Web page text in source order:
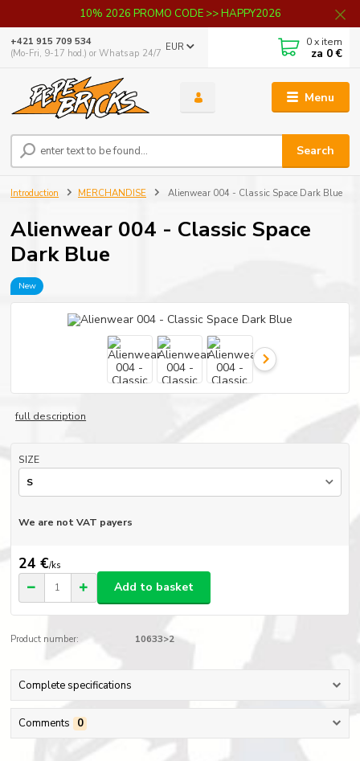
10% 2026 PROMO CODE >> HAPPY2026
Menu
EUR
Search
+421 915 709 534
(Mo-Fri, 9-17 hod.) or Whatsap 24/7
0x item
za 0 €
Introduction MERCHANDISE Alienwear 004 - Classic Space Dark Blue
Alienwear 004 - Classic Space
Dark Blue
New
full description
SIZE
We are not VAT payers
24 €/ks
Add to basket
Product number: 10633>2
Complete specifications
Comments 0